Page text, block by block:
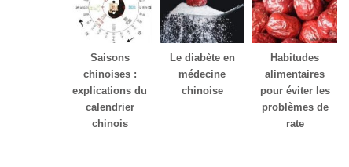
Saisons
chinoises :
explications du
calendrier
chinois
Le diabète en
médecine
chinoise
Habitudes
alimentaires
pour éviter les
problèmes de
rate